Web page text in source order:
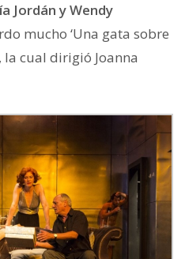
Jordán y Wendy
mucho ‘Una gata sobre
la cual dirigió Joanna